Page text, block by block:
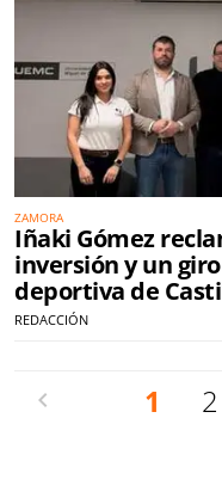
ZAMORA
Iñaki Gómez
inversión y un
deportiva de
REDACCIÓN
1 2